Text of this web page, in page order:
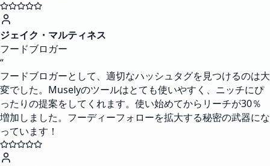
ジェイク・マルティネス
フードブロガー
“
フードブロガーとして、適切なハッシュタグを見つけるのは大
変でした。Muselyのツールはとても使いやすく、ニッチにぴ
ったりの提案をしてくれます。使い始めてからリーチが30％
増加しました。フーディーフォローを拡大する秘密の武器にな
っています！